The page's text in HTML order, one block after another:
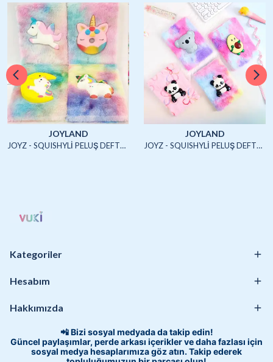
JOYLAND
JOYZ - SQUISHYLİ PELUŞ DEFTER A5 (UNICORN2)-4/S
JOYLAND
JOYZ - SQUISHYLİ PELUŞ DEFTER A5 (HAYVANLAR)-4/S
Kategoriler
Hesabım
Hakkımızda
📲 Bizi sosyal medyada da takip edin!
Güncel paylaşımlar, perde arkası içerikler ve daha fazlası için
sosyal medya hesaplarımıza göz atın. Takip ederek